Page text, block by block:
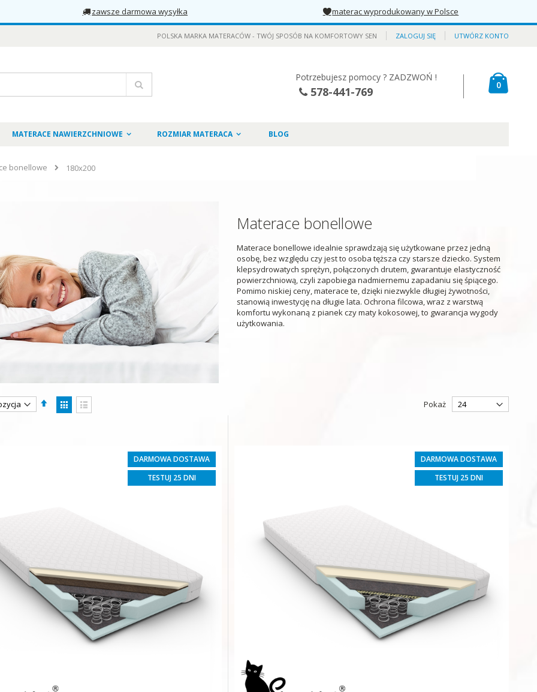
zawsze darmowa wysyłka materac wyprodukowany w Polsce
POLSKA MARKA MATERACÓW - TWÓJ SPOSÓB NA KOMFORTOWY SEN ZALOGUJ SIĘ UTWÓRZ KONTO
0
Potrzebujesz pomocy ? ZADZWOŃ !
578-441-769
MATERACE NAWIERZCHNIOWE ROZMIAR MATERACA BLOG
bonellowe 180x200
Materace bonellowe
Materace bonellowe idealnie sprawdzają się użytkowane przez jedną
osobę, bez względu czy jest to osoba tęższa czy starsze dziecko. System
klepsydrowatych sprężyn, połączonych drutem, gwarantuje elastyczność
powierzchniową, czyli zapobiega nadmiernemu zapadaniu się śpiącego.
Pomimo niskiej ceny, materace te, dzięki niezwykle długiej żywotności,
stanowią inwestycję na długie lata. Ochrona filcowa, wraz z warstwą
komfortu wykonaną z pianek czy maty kokosowej, to gwarancja wygody
użytkowania.
Ustaw
kierunek
Zobacz
jako
Pokaż
DARMOWA DOSTAWA
TESTUJ 25 DNI
DARMOWA DOSTAWA
TESTUJ 25 DNI